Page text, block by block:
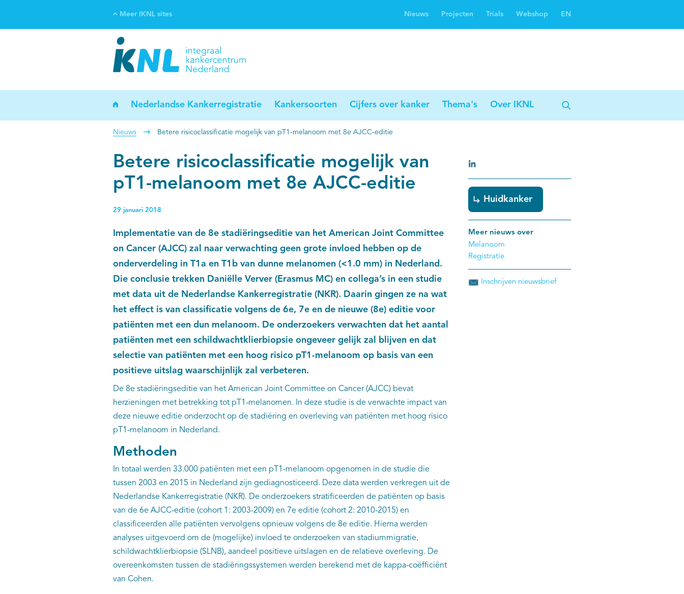
kanker
Meer IKNL sites Nieuws Projecten Trials Webshop EN
Nederlandse Kankerregistratie Kankersoorten Cijfers over kanker Thema's Over IKNL
Nieuws Betere risicoclassificatie mogelijk van pT1-melanoom met 8e AJCC-editie
Betere risicoclassificatie mogelijk van
pT1-melanoom met 8e AJCC-editie
29 januari 2018
Implementatie van de 8e stadiëringseditie van het American Joint Committee
on Cancer (AJCC) zal naar verwachting geen grote invloed hebben op de
onderverdeling in T1a en T1b van dunne melanomen (<1.0 mm) in Nederland.
Die conclusie trekken Daniëlle Verver (Erasmus MC) en collega’s in een studie
met data uit de Nederlandse Kankerregistratie (NKR). Daarin gingen ze na wat
het effect is van classificatie volgens de 6e, 7e en de nieuwe (8e) editie voor
patiënten met een dun melanoom. De onderzoekers verwachten dat het aantal
patiënten met een schildwachtklierbiopsie ongeveer gelijk zal blijven en dat
selectie van patiënten met een hoog risico pT1-melanoom op basis van een
positieve uitslag waarschijnlijk zal verbeteren.
De 8e stadiëringseditie van het American Joint Committee on Cancer (AJCC) bevat
herzieningen met betrekking tot pT1-melanomen. In deze studie is de verwachte impact van
deze nieuwe editie onderzocht op de stadiëring en overleving van patiënten met hoog risico
pT1-melanoom in Nederland.
Methoden
In totaal werden 33.000 patiënten met een pT1-melanoom opgenomen in de studie die
tussen 2003 en 2015 in Nederland zijn gediagnosticeerd. Deze data werden verkregen uit de
Nederlandse Kankerregistratie (NKR). De onderzoekers stratificeerden de patiënten op basis
van de 6e AJCC-editie (cohort 1: 2003-2009) en 7e editie (cohort 2: 2010-2015) en
classificeerden alle patiënten vervolgens opnieuw volgens de 8e editie. Hierna werden
analyses uitgevoerd om de (mogelijke) invloed te onderzoeken van stadiummigratie,
schildwachtklierbiopsie (SLNB), aandeel positieve uitslagen en de relatieve overleving. De
overeenkomsten tussen de stadiëringssystemen werden berekend met de kappa-coëfficiënt
van Cohen.
Huidkanker
Meer nieuws over
Melanoom
Registratie
Inschrijven nieuwsbrief